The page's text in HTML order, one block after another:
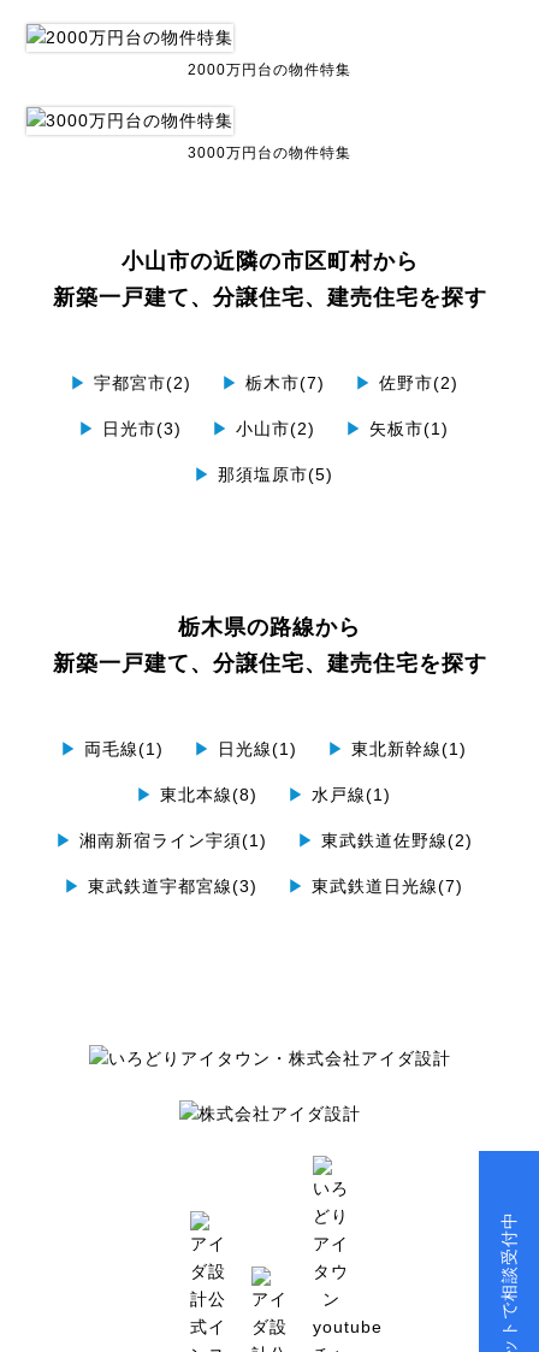
2000万円台の物件特集
3000万円台の物件特集
小山市の近隣の市区町村から
新築一戸建て、分譲住宅、建売住宅を探す
▶ 宇都宮市(2) ▶ 栃木市(7) ▶ 佐野市(2)
▶ 日光市(3) ▶ 小山市(2) ▶ 矢板市(1)
▶ 那須塩原市(5)
栃木県の路線から
新築一戸建て、分譲住宅、建売住宅を探す
▶ 両毛線(1) ▶ 日光線(1) ▶ 東北新幹線(1)
▶ 東北本線(8) ▶ 水戸線(1)
▶ 湘南新宿ライン宇須(1) ▶ 東武鉄道佐野線(2)
▶ 東武鉄道宇都宮線(3) ▶ 東武鉄道日光線(7)
チャットで相談受付中